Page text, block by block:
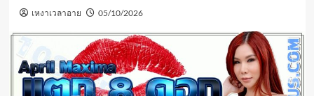
เหงาเวลาอาย 05/10/2026